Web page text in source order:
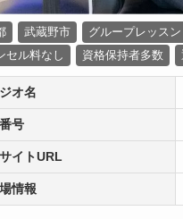
武蔵野市 グループレッスン
セル料なし
資格保持者多数
オ名
号
イトURL
情報